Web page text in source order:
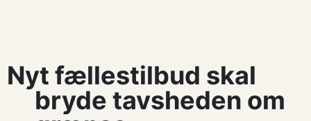
Nyt fællestilbud skal
bryde tavsheden om